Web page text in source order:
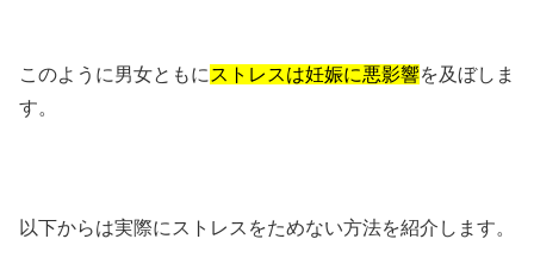
このように男女ともに ストレスは妊娠に悪影響を及ぼしま
す。
以下からは実際にストレスをためない方法を紹介します。